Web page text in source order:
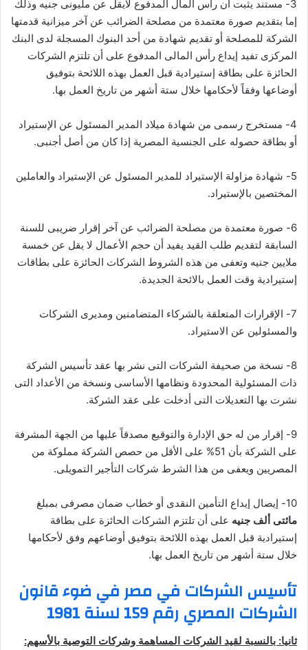
3- مستند يثبت أن رأس المال المدفوع لايقل عن مليونى جنيه وذلك
إما بتقديم صورة معتمدة من مصلحة الضرائب عن آخر ميزانية قدمتها
الشركة للمصلحة أو تقديم شهادة من أحد البنوك المسجلة لدى البنك
المركزى تفيد إيداع رأس المالى المدفوع على أن تلتزم الشركات
الحائزة على بطاقة إستيرادية قبل العمل بهذه اللائحة بتوفيق
أوضاعها وفقاً لأحكامها خلال ستة أشهر من تاريخ العمل بها.
4- مستخرج رسمى من شهادة ميلاد المدير المسئول عن الإستيراد
أو بطاقة حصوله على الجنسية المصرية إذا كان من أصل أجنبى.
5- شهادة مزاولة الإستيراد للمدير المسئول عن الإستيراد والعاملين
المختصين بالإستيراد.
6- صورة معتمدة من مصلحة الضرائب عن آخر إقرار ضريبى للسنة
السابقة لتقديم طلب القيد يفيد أن حجم الأعمال لا يقل عن خمسة
ملايين جنيه وتعفى من هذه الشروط الشركات الحائزة على بطاقات
إستيرادية وقت العمل بالائحة الجديدة.
7- الإقرارات المتعلقة بالشركاء المتضامنين ومديرى الشركات
والمسئولين عن الاستيراد.
8- نسخة من صحيفة الشركات التى نشر بها عقد تأسيس الشركة
ذات المسئولية المحدودة ونظامها الأساسى ونسخة من الأعداد التى
نشرت بها التعديلات التى أدخلت على عقد الشركة.
9- إقرار من له حق الإدارة والتوقيع مصدقاً عليها من الجهة المشرفة
على الشركة بأن 51% على الأقل من حصص الشركة مملوكة من
المصريين ويعفى من هذا الشرط شركات التأجير التمويلى.
10- إيصال إيداع التأمين النقدى أو خطاب ضمان مصرفى بمبلغ
مائتى ألف جنيه على أن تلتزم الشركات الحائزة على بطاقة
إستيرادية قبل العمل بهذه اللائحة بتوفيق أوضاعهم وفق لأحكامها
خلال ستة أشهر من تاريخ العمل بها.
تأسيس الشركات في مصر في ضوء قانون
الشركات المصري رقم 159 لسنة 1981
ثانيا: بالنسبة لقيد الشركات المساهمة وشركات التوصية بالأسهم: